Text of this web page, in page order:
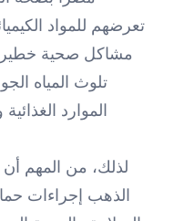
تعرضهم للمواد
مشاكل صحية
تلوث المياه
الموارد
لذلك، من المهم أن
الذهب إجراءات